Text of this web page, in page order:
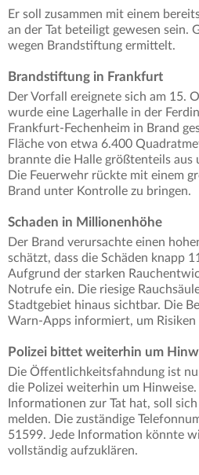
Er soll zusammen mit einem
an der Tat beteiligt gewesen sein.
wegen Brandstiftung ermittelt.
Brandstiftung in Frankfurt
Der Vorfall ereignete sich am 15.
wurde eine Lagerhalle in der
Frankfurt-Fechenheim in Brand
Fläche von etwa 6.400
brannte die Halle größtenteils aus
Die Feuerwehr rückte mit einem
Brand unter Kontrolle zu bringen.
Schaden in Millionenhöhe
Der Brand verursachte einen
schätzt, dass die Schäden knapp
Aufgrund der starken
Notrufe ein. Die riesige
Stadtgebiet hinaus sichtbar. Die
Warn-Apps informiert, um Risiken
Polizei bittet weiterhin um
Die Öffentlichkeitsfahndung ist
die Polizei weiterhin um
Informationen zur Tat hat, soll
melden. Die zuständige
51599. Jede Information könnte
vollständig aufzuklären.